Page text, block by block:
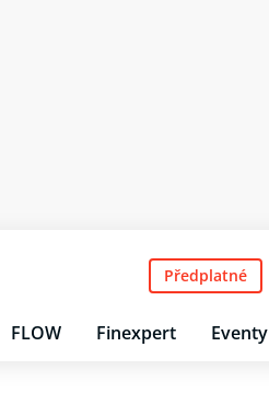
FLOW Finexpert Eventy
Předplatné